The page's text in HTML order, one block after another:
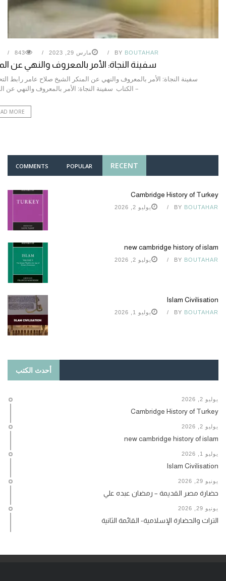
BY BOUTAHAR مارس 29, 2023 843
سفينة النجاة: الأمر بالمعروف والنهي عن
سفينة النجاة: الأمر بالمعروف والنهي عن المنكر الشيخ صلاح عامر رابط
– الكتاب سفينة النجاة: الأمر بالمعروف والنهي عن
MORE
RECENT
POPULAR
COMMENTS
Cambridge History of Turkey
BY BOUTAHAR يوليو 2, 2026
new cambridge history of islam
BY BOUTAHAR يوليو 2, 2026
Islam Civilisation
BY BOUTAHAR يوليو 1, 2026
أحدث الكتب
يوليو 2, 2026
Cambridge History of Turkey
يوليو 2, 2026
new cambridge history of islam
يوليو 1, 2026
Islam Civilisation
يونيو 29, 2026
حضارة مصر القديمة – رمضان عبده علي
يونيو 29, 2026
التراث والحضارة الإسلامية- القائمة الثانية